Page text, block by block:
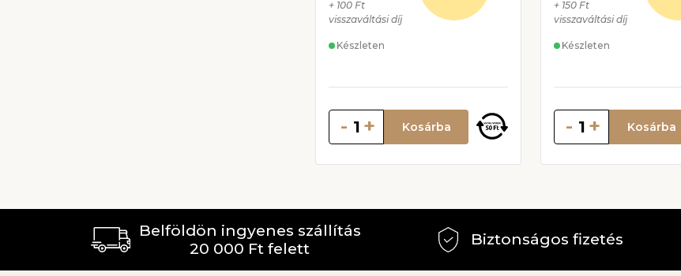
+ 100 Ft
visszaváltási díj
Készleten
- + Kosárba
+ 150 Ft
visszaváltási díj
Készleten
- + Kosárba
Belföldön ingyenes szállítás
20 000 Ft felett
Biztonságos fizetés